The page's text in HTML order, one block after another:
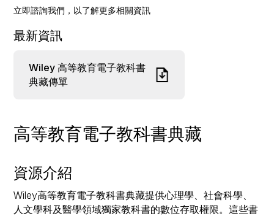
立即諮詢我們，以了解更多相關資訊
最新資訊
Wiley 高等教育電子教科書
典藏傳單
高等教育電子教科書典藏
資源介紹
Wiley高等教育電子教科書典藏提供心理學、社會科學、
人文學科及醫學領域獨家教科書的數位存取權限。這些書